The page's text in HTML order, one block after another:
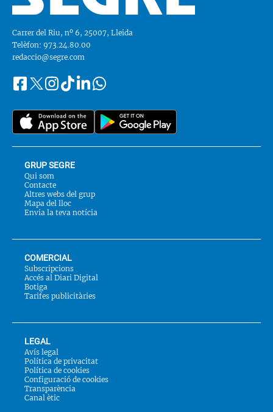
Carrer del Riu, nº 6, 25007, Lleida
Telèfon: 973.24.80.00
redaccio@segre.com
Segueix-
a::
FacebookInstagram
TiktokLinkedinWhatsapp
GRUP SEGRE
Qui som
Contacte
Altres webs del grup
Mapa del lloc
Envia la teva notícia
COMERCIAL
Subscripcions
Accés al Diari Digital
Botiga
Tarifes publicitàries
LEGAL
Avís legal
Política de privacitat
Política de cookies
Configuració de cookies
Transparència
Canal ètic